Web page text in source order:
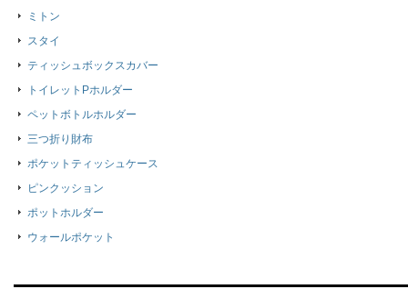
ミトン
スタイ
ティッシュボックスカバー
トイレットPホルダー
ペットボトルホルダー
三つ折り財布
ポケットティッシュケース
ピンクッション
ポットホルダー
ウォールポケット